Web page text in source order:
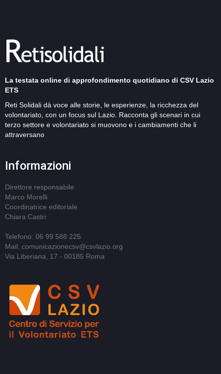
La testata online di approfondimento quotidiano di CSV Lazio
ETS
Reti Solidali dà voce alle storie, le esperienze, la ricchezza del
volontariato, con un focus sul Lazio. Racconta gli scenari in cui
terzo settore e volontariato si muovono e i cambiamenti che li
attraversano
Informazioni
Direttore responsabile
Marco Morelli
Coordinatrice editoriale
Chiara Castri
Telefono: 06 99 588 225
Mail: comunicazionecsv@csvlazio.org
Via Liberiana, 17 - 00185 Roma